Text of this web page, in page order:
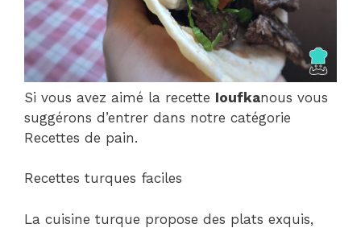
Si vous avez aimé la recette Ioufkanous vous
suggérons d’entrer dans notre catégorie
Recettes de pain.
Recettes turques faciles
La cuisine turque propose des plats exquis,